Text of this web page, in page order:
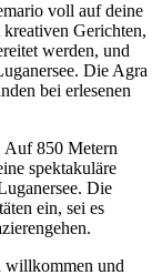
voll auf deine
Gerichten,
werden, und
Die Agra
bei erlesenen
Auf 850 Metern
spektakuläre
Die
ein, sei es
willkommen und